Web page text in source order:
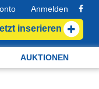
Anmelden
inserieren
AUKTIONEN